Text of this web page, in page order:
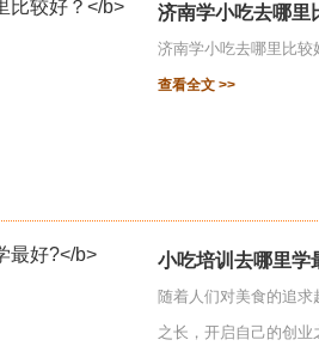
济南学小吃去哪里
济南学小吃去哪里比
查看全文 >>
小吃培训去哪里学
随着人们对美食的追
之长，开启自己的创